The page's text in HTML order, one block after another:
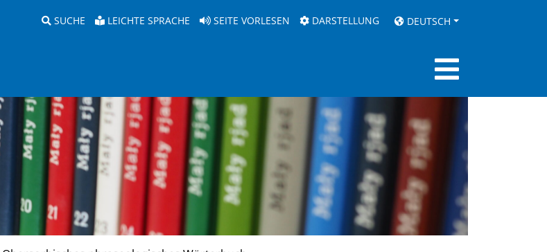
SUCHE LEICHTE SPRACHE SEITE VORLESEN DARSTELLUNG DEUTSCH